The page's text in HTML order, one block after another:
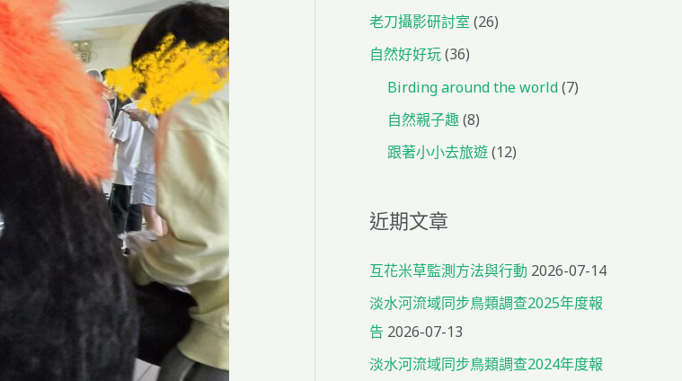
老刀攝影研討室 (26)
自然好好玩(36)
Birding around the world(7)
自然親子趣(8)
跟著小小去旅遊(12)
近期文章
互花米草監測方法與行動 2026-07-14
淡水河流域同步鳥類調查2025年度報
告 2026-07-13
淡水河流域同步鳥類調查2024年度報